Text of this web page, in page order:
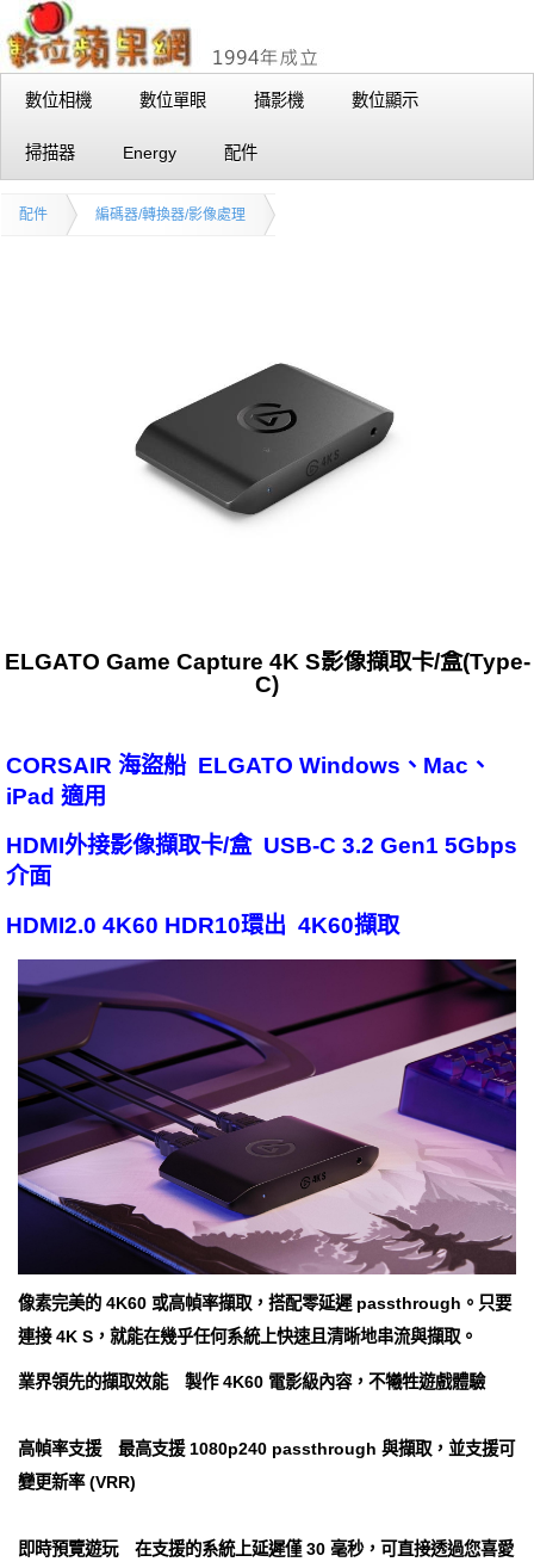
數位相機 數位單眼 攝影機 數位顯示
掃描器 Energy 配件
配件 編碼器/轉換器/影像處理
ELGATO Game Capture 4K S影像擷取卡/盒(Type-
C)
CORSAIR 海盜船 ELGATO Windows、Mac、
iPad 適用
HDMI外接影像擷取卡/盒 USB-C 3.2 Gen1 5Gbps
介面
HDMI2.0 4K60 HDR10環出 4K60擷取
像素完美的 4K60 或高幀率擷取，搭配零延遲 passthrough。只要
連接 4K S，就能在幾乎任何系統上快速且清晰地串流與擷取。
業界領先的擷取效能 製作 4K60 電影級內容，不犧牲遊戲體驗
高幀率支援 最高支援 1080p240 passthrough 與擷取，並支援可
變更新率 (VRR)
即時預覽遊玩 在支援的系統上延遲僅 30 毫秒，可直接透過您喜愛